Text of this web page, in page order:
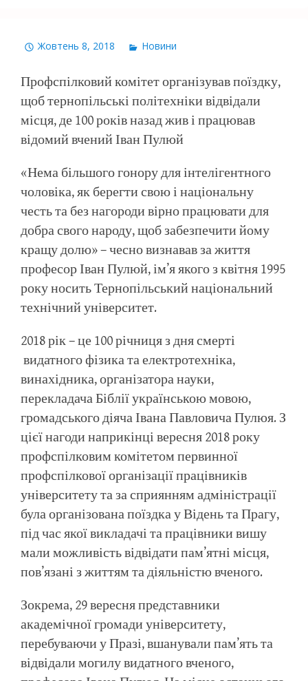
Жовтень 8, 2018 Новини
Профспілковий комітет організував поїздку,
щоб тернопільські політехніки відвідали
місця, де 100 років назад жив і працював
відомий вчений Іван Пулюй
«Нема більшого гонору для інтелігентного
чоловіка, як берегти свою і національну
честь та без нагороди вірно працювати для
добра свого народу, щоб забезпечити йому
кращу долю» – чесно визнавав за життя
професор Іван Пулюй, ім’я якого з квітня 1995
року носить Тернопільський національний
технічний університет.
2018 рік – це 100 річниця з дня смерті
видатного фізика та електротехніка,
винахідника, організатора науки,
перекладача Біблії українською мовою,
громадського діяча Івана Павловича Пулюя. З
цієї нагоди наприкінці вересня 2018 року
профспілковим комітетом первинної
профспілкової організації працівників
університету та за сприянням адміністрації
була організована поїздка у Відень та Прагу,
під час якої викладачі та працівники вишу
мали можливість відвідати пам’ятні місця,
пов’язані з життям та діяльністю вченого.
Зокрема, 29 вересня представники
академічної громади університету,
перебуваючи у Празі, вшанували пам’ять та
відвідали могилу видатного вченого,